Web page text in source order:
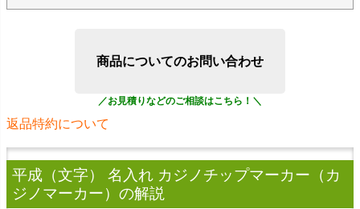
商品についてのお問い合わせ
返品特約について
平成（文字） 名入れ カジノチップマーカー（カ
ジノマーカー） の解説